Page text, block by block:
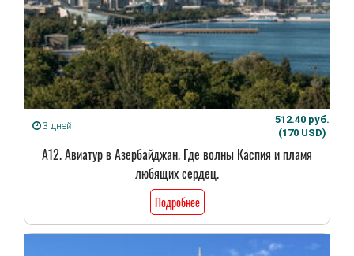
3 дней
512.40 руб.
(170 USD)
А12. Авиатур в Азербайджан. Где волны Каспия и пламя
любящих сердец.
Подробнее